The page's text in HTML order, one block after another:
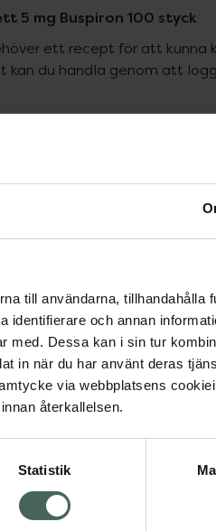
till användarna, tillhandahålla
och annan
med. Dessa kan i sin tur
in när du har använt deras
via webbplatsens
återkallelsen.
Statistik
5 mg Buspiron 100 styck
ett recept för att kunna
kan du handla genom att
Köp via ditt
erbjudanden
Om recept och